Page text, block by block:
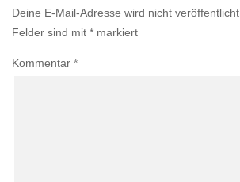
Deine E-Mail-Adresse wird nicht veröffentlicht.
Felder sind mit * markiert
Kommentar *